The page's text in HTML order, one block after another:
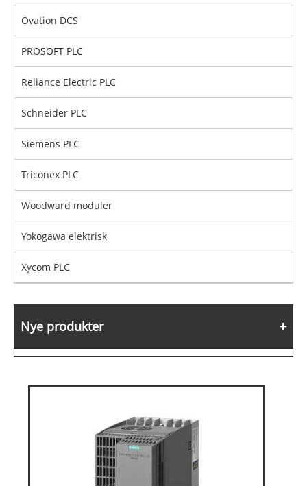
Ovation DCS
PROSOFT PLC
Reliance Electric PLC
Schneider PLC
Siemens PLC
Triconex PLC
Woodward moduler
Yokogawa elektrisk
Xycom PLC
Nye produkter